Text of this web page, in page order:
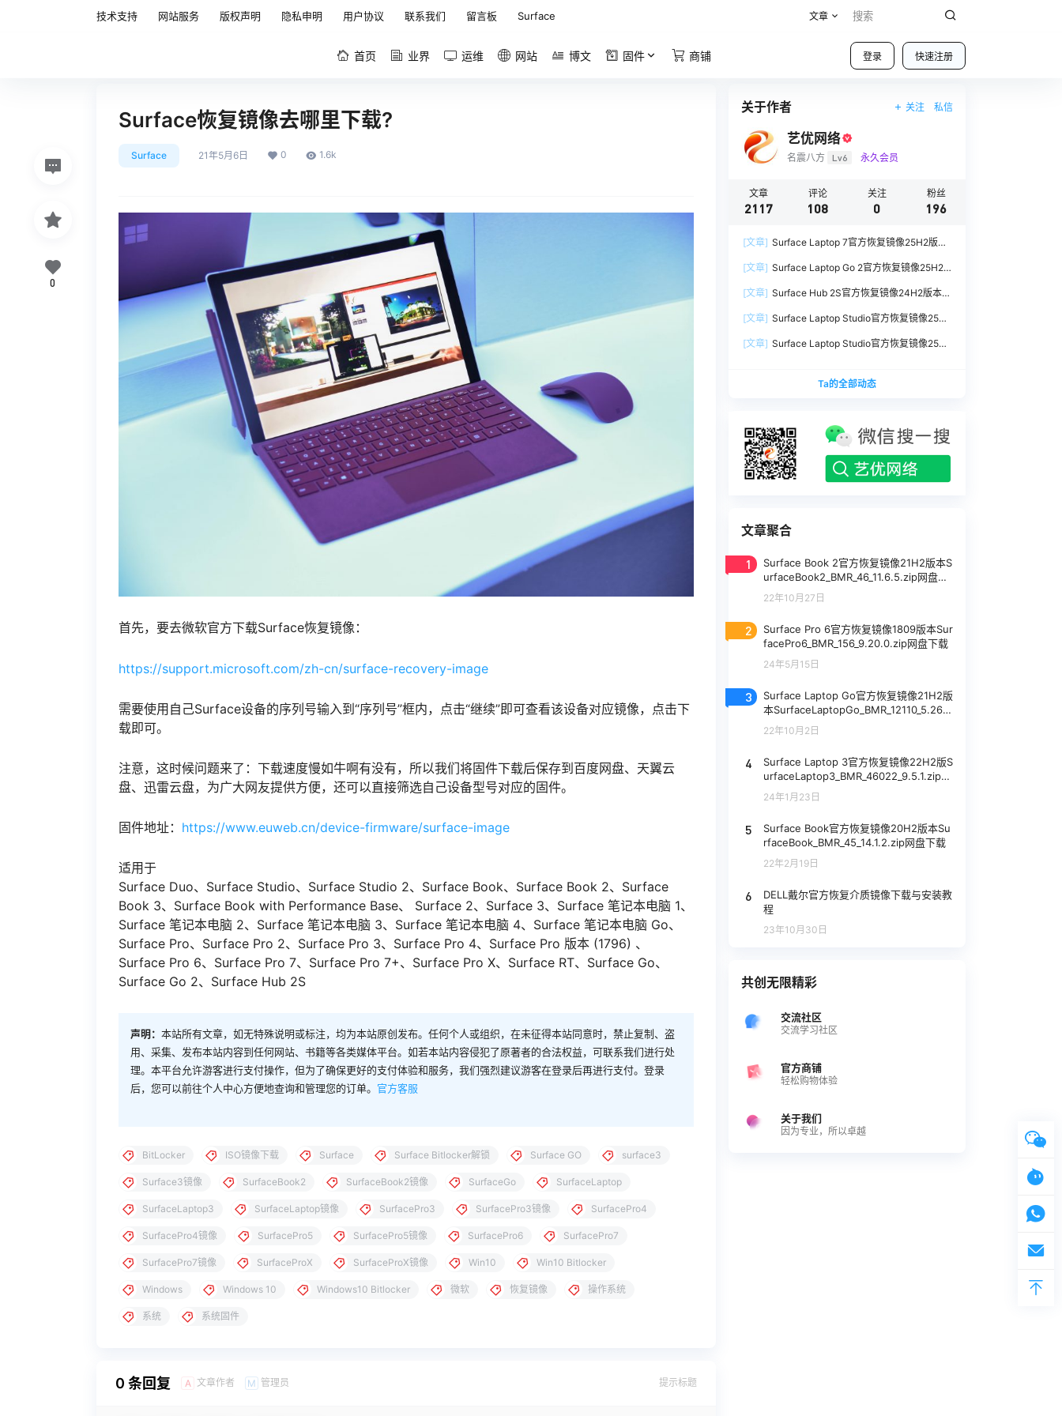
技术支持 网站服务 版权声明 隐私申明 用户协议 联系我们 留言板 Surface 文章
登录 快速注册
首页 业界 运维 网站 博文 固件 商铺
Surface恢复镜像去哪里下载?
Surface 21年5月6日 0 1.6k
首先，要去微软官方下载Surface恢复镜像：
https://support.microsoft.com/zh-cn/surface-recovery-image
需要使用自己Surface设备的序列号输入到“序列号”框内，点击“继续”即可查看该设备对应镜像，点击下
载即可。
注意，这时候问题来了：下载速度慢如牛啊有没有，所以我们将固件下载后保存到百度网盘、天翼云
盘、迅雷云盘，为广大网友提供方便，还可以直接筛选自己设备型号对应的固件。
固件地址： https://www.euweb.cn/device-firmware/surface-image
适用于
Surface Duo、Surface Studio、Surface Studio 2、Surface Book、Surface Book 2、Surface
Book 3、Surface Book with Performance Base、 Surface 2、Surface 3、Surface 笔记本电脑 1、
Surface 笔记本电脑 2、Surface 笔记本电脑 3、Surface 笔记本电脑 4、Surface 笔记本电脑 Go、
Surface Pro、Surface Pro 2、Surface Pro 3、Surface Pro 4、Surface Pro 版本 (1796) 、
Surface Pro 6、Surface Pro 7、Surface Pro 7+、Surface Pro X、Surface RT、Surface Go、
Surface Go 2、Surface Hub 2S
声明： 本站所有文章，如无特殊说明或标注，均为本站原创发布。任何个人或组织，在未征得本站同意时，禁止复制、盗
用、采集、发布本站内容到任何网站、书籍等各类媒体平台。如若本站内容侵犯了原著者的合法权益，可联系我们进行处
理。本平台允许游客进行支付操作，但为了确保更好的支付体验和服务，我们强烈建议游客在登录后再进行支付。登录
后，您可以前往个人中心方便地查询和管理您的订单。 官方客服
0
BitLocker ISO镜像下载 Surface Surface Bitlocker解锁 Surface GO surface3
Surface3镜像 SurfaceBook2 SurfaceBook2镜像 SurfaceGo SurfaceLaptop
SurfaceLaptop3 SurfaceLaptop镜像 SurfacePro3 SurfacePro3镜像 SurfacePro4
SurfacePro4镜像 SurfacePro5 SurfacePro5镜像 SurfacePro6 SurfacePro7
SurfacePro7镜像 SurfaceProX SurfaceProX镜像 Win10 Win10 Bitlocker
Windows Windows 10 Windows10 Bitlocker 微软 恢复镜像 操作系统
系统 系统固件
0 条回复 A 文章作者 M 管理员 提示标题
关于作者 关注 私信
艺优网络
名震八方 Lv6 永久会员
文章
2117
评论
108
关注
0
粉丝
196
[文章] Surface Laptop 7官方恢复镜像25H2版本
254.zip网盘下载
[文章] Surface Laptop Go 2官方恢复镜像25H2
SurfaceLaptopGo2_BMR_42032_2026.507.118
98505.zip网盘下载
[文章] Surface Hub 2S官方恢复镜像24H2版本
7.zip网盘下载
[文章] Surface Laptop Studio官方恢复镜像25H2
SurfaceLaptopStudio_BMR_42032_2026.402.1
[文章] Surface Laptop Studio官方恢复镜像25H2
SurfaceLaptopStudio_BMR_12010_2026.402.11
740375.zip网盘下载
Ta的全部动态
文章聚合
1
Surface Book 2官方恢复镜像21H2版本S
urfaceBook2_BMR_46_11.6.5.zip网盘下
22年10月27日
2
Surface Pro 6官方恢复镜像1809版本Sur
facePro6_BMR_156_9.20.0.zip网盘下载
24年5月15日
3
Surface Laptop Go官方恢复镜像21H2版
本SurfaceLaptopGo_BMR_12110_5.267.
5.zip网盘下载
22年10月2日
4
Surface Laptop 3官方恢复镜像22H2版S
urfaceLaptop3_BMR_46022_9.5.1.zip网
盘下载
24年1月23日
5
Surface Book官方恢复镜像20H2版本Su
rfaceBook_BMR_45_14.1.2.zip网盘下载
22年2月19日
6
DELL戴尔官方恢复介质镜像下载与安装教
程
23年10月30日
共创无限精彩
交流社区
交流学习社区
官方商铺
轻松购物体验
关于我们
因为专业，所以卓越